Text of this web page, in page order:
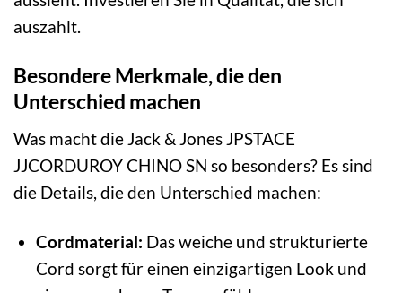
auszahlt.
Besondere Merkmale, die den
Unterschied machen
Was macht die Jack & Jones JPSTACE
JJCORDUROY CHINO SN so besonders? Es sind
die Details, die den Unterschied machen:
Cordmaterial: Das weiche und strukturierte
Cord sorgt für einen einzigartigen Look und